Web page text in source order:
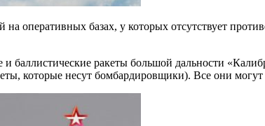
оперативных базах, у которых отсутствует
баллистические ракеты большой дальности
которые несут бомбардировщики). Все они